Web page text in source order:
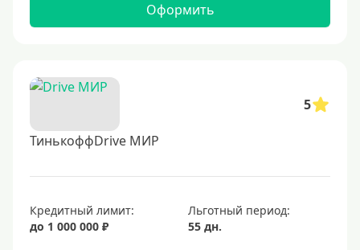
Оформить
5
ТинькоффDrive МИР
Кредитный лимит:
до 1 000 000 ₽
Льготный период:
55 дн.